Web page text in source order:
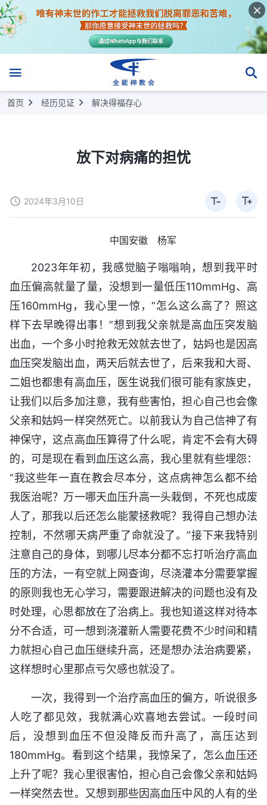
首页 经历见证 解决得福存心
放下对病痛的担忧
2024年3月10日
中国安徽 杨军
2023年年初，我感觉脑子嗡嗡响，想到我平时
血压偏高就量了量，没想到一量低压110mmHg、高
压160mmHg，我心里一惊，“怎么这么高了？照这
样下去早晚得出事！”想到我父亲就是高血压突发脑
出血，一个多小时抢救无效就去世了，姑妈也是因高
血压突发脑出血，两天后就去世了，后来我和大哥、
二姐也都患有高血压，医生说我们很可能有家族史，
让我们以后多加注意，我有些害怕，担心自己也会像
父亲和姑妈一样突然死亡。以前我认为自己信神了有
神保守，这点高血压算得了什么呢，肯定不会有大碍
的，可是现在看到血压这么高，我心里就有些埋怨：
“我这些年一直在教会尽本分，这点病神怎么都不给
我医治呢？万一哪天血压升高一头栽倒，不死也成废
人了，那我以后还怎么能蒙拯救呢？我得自己想办法
控制，不然哪天病严重了命就没了。”接下来我特别
注意自己的身体，到哪儿尽本分都不忘打听治疗高血
压的方法，一有空就上网查询，尽浇灌本分需要掌握
的原则我也无心学习，需要跟进解决的问题也没有及
时处理，心思都放在了治病上。我也知道这样对待本
分不合适，可一想到浇灌新人需要花费不少时间和精
力就担心自己血压继续升高，还是想办法治病要紧，
这样想时心里那点亏欠感也就没了。
一次，我得到一个治疗高血压的偏方，听说很多
人吃了都见效，我就满心欢喜地去尝试。一段时间
后，没想到血压不但没降反而升高了，高压达到
180mmHg。看到这个结果，我惊呆了，怎么血压还
上升了呢？我心里很害怕，担心自己会像父亲和姑妈
一样突然去世。又想到那些因高血压中风的人有的坐